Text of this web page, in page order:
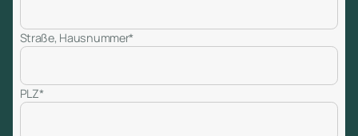
Straße, Hausnummer*
PLZ*